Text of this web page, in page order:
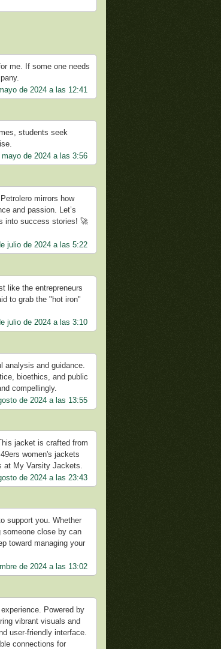
me. If some one needs
de 2024 a las 12:41
students seek
mayo de 2024 a las 3:56
mirrors how
and passion. Let’s
into success stories! 🚀
julio de 2024 a las 5:22
like the entrepreneurs
to grab the "hot iron"
julio de 2024 a las 3:10
and guidance.
bioethics, and public
compellingly.
de 2024 a las 13:55
jacket is crafted from
women's jackets
at My Varsity Jackets.
de 2024 a las 23:43
support you. Whether
someone close by can
toward managing your
de 2024 a las 13:02
Powered by
vibrant visuals and
user-friendly interface.
connections for